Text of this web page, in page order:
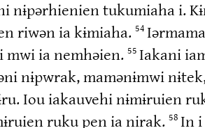
nɨpərhienien tukumiaha i.
riwən ia kɨmiaha. 54
mwi ia nemhəien. 55 Iakani
nɨpwrak, mamənɨmwi
Iou iakauvehi nɨmɨruien
ruku pen ia nirak. 58 In i